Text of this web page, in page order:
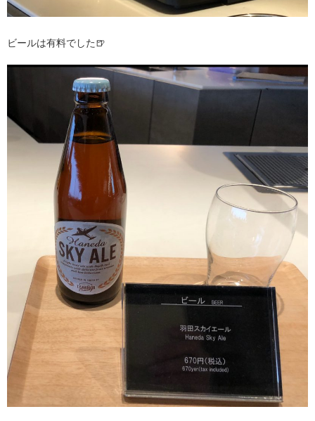
ビールは有料でした🍺